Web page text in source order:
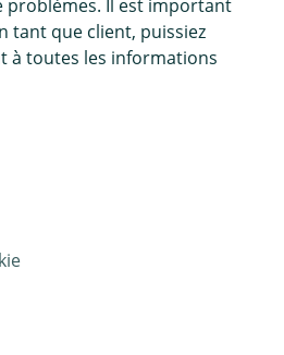
problèmes. Il est important
tant que client, puissiez
à toutes les informations